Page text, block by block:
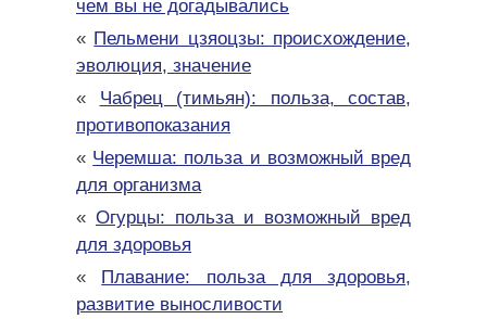
чем вы не догадывались
« Пельмени цзяоцзы: происхождение,
эволюция, значение
« Чабрец (тимьян): польза, состав,
противопоказания
« Черемша: польза и возможный вред
для организма
« Огурцы: польза и возможный вред
для здоровья
« Плавание: польза для здоровья,
развитие выносливости